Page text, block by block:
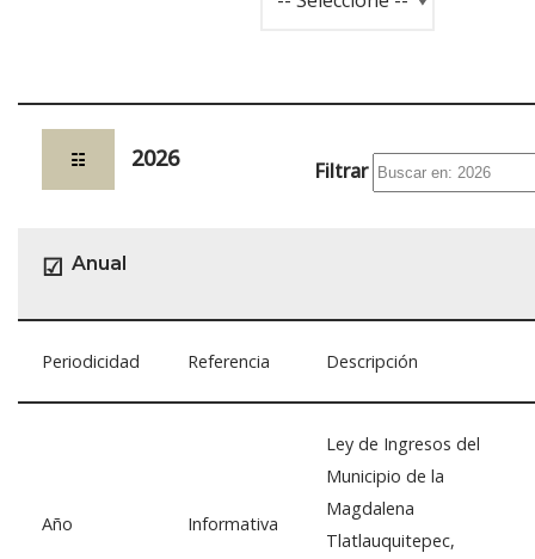
☷ 2026 Filtrar
☑ Anual
Periodicidad Referencia Descripción
Año Informativa
Ley de Ingresos del
Municipio de la
Magdalena
Tlatlauquitepec,